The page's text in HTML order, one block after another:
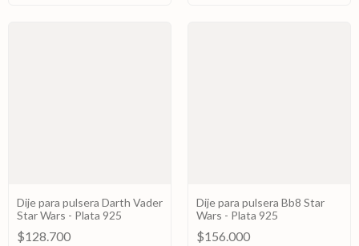
Dije para pulsera Darth Vader
Star Wars - Plata 925
$128.700
Dije para pulsera Bb8 Star
Wars - Plata 925
$156.000